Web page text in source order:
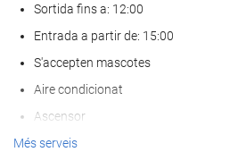
Sortida fins a: 12:00
Entrada a partir de: 15:00
S'accepten mascotes
Aire condicionat
Ascensor
Accés persones amb mobilitat reduïda
Més serveis